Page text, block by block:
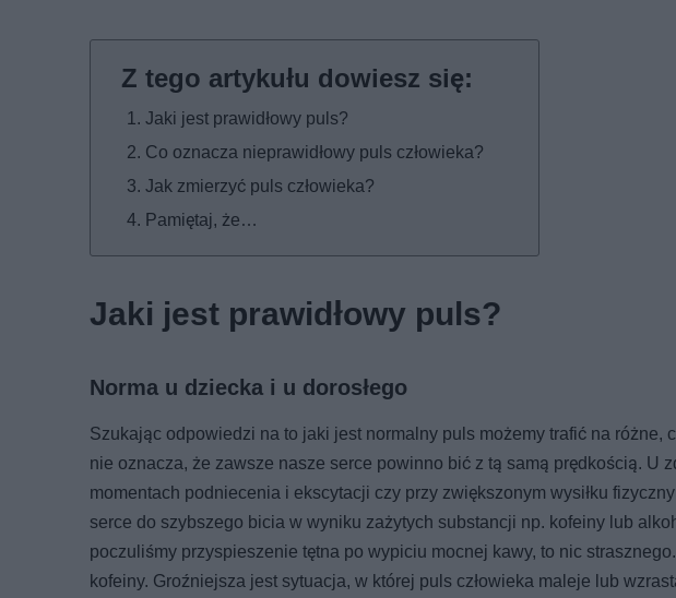
Jaki jest prawidłowy puls?
Co oznacza nieprawidłowy puls człowieka?
Jak zmierzyć puls człowieka?
Pamiętaj, że…
Jaki jest prawidłowy puls?
Norma u dziecka i u dorosłego
Szukając odpowiedzi na to jaki jest normalny puls możemy trafić na różne,
nie oznacza, że zawsze nasze serce powinno bić z tą samą prędkością. U
momentach podniecenia i ekscytacji czy przy zwiększonym wysiłku
serce do szybszego bicia w wyniku zażytych substancji np. kofeiny lub
poczuliśmy przyspieszenie tętna po wypiciu mocnej kawy, to nic
kofeiny. Groźniejsza jest sytuacja, w której puls człowieka maleje lub